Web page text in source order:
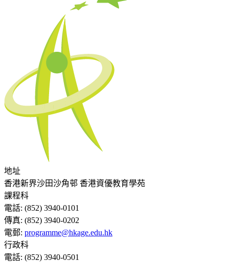
地址
香港新界沙田沙角邨 香港資優教育學苑
課程科
電話: (852) 3940-0101
傳真: (852) 3940-0202
電郵: programme@hkage.edu.hk
行政科
電話: (852) 3940-0501